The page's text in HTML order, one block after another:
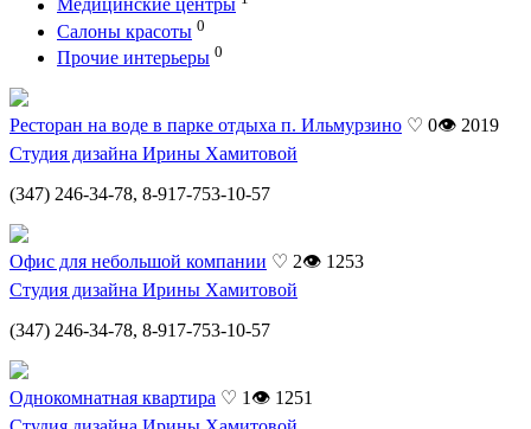
Медицинские центры
Салоны красоты 0
Прочие интерьеры 0
Ресторан на воде в парке отдыха п. Ильмурзино ♡ 0👁 2019
Студия дизайна Ирины Хамитовой
(347) 246-34-78, 8-917-753-10-57
Офис для небольшой компании ♡ 2👁 1253
Студия дизайна Ирины Хамитовой
(347) 246-34-78, 8-917-753-10-57
Однокомнатная квартира ♡ 1👁 1251